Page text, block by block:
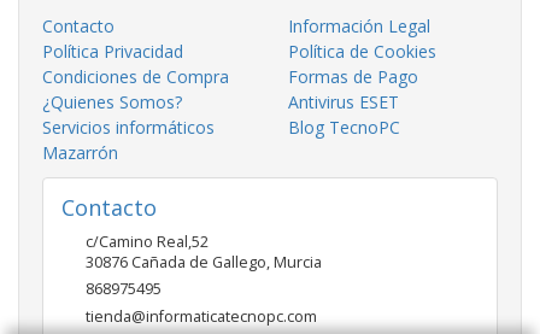
Contacto
Información Legal
Política Privacidad
Política de Cookies
Condiciones de Compra
Formas de Pago
¿Quienes Somos?
Antivirus ESET
Servicios informáticos
Mazarrón
Blog TecnoPC
Contacto
c/Camino Real,52
30876 Cañada de Gallego,Murcia
868975495
tienda@informaticatecnopc.com